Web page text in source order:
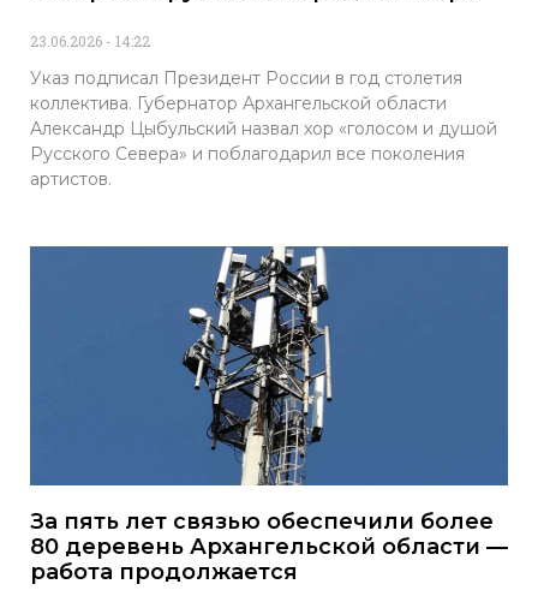
23.06.2026 14:22
Указ подписал Президент России в год столетия
коллектива. Губернатор Архангельской области
Александр Цыбульский назвал хор «голосом и душой
Русского Севера» и поблагодарил все поколения
артистов.
За пять лет связью обеспечили более
80 деревень Архангельской области —
работа продолжается